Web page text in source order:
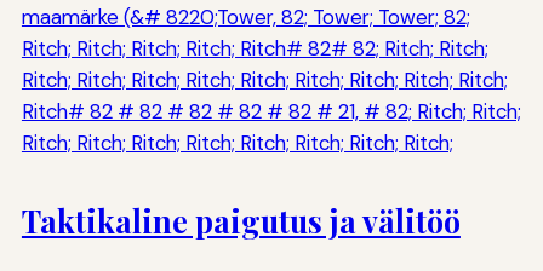
maamärke (&# 8220;Tower, 82; Tower; Tower; 82;
Ritch; Ritch; Ritch; Ritch; Ritch# 82# 82; Ritch; Ritch;
Ritch; Ritch; Ritch; Ritch; Ritch; Ritch; Ritch; Ritch; Ritch;
Ritch# 82 # 82 # 82 # 82 # 82 # 21, # 82; Ritch; Ritch;
Ritch; Ritch; Ritch; Ritch; Ritch; Ritch; Ritch; Ritch;
Taktikaline paigutus ja välitöö